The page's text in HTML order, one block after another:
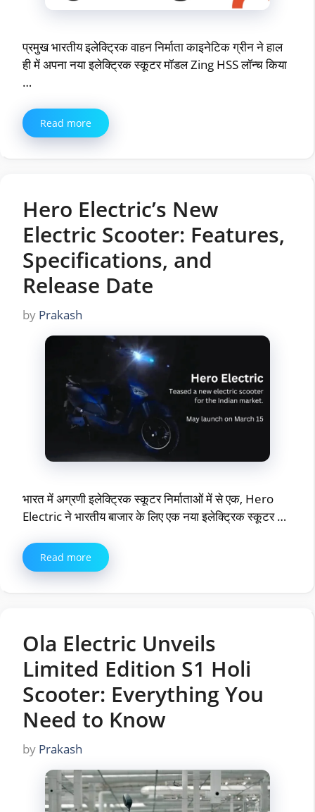
प्रमुख भारतीय इलेक्ट्रिक वाहन निर्माता काइनेटिक ग्रीन ने हाल
ही में अपना नया इलेक्ट्रिक स्कूटर मॉडल Zing HSS लॉन्च किया
…
Read more
Hero Electric’s New
Electric Scooter: Features,
Specifications, and
Release Date
by Prakash
भारत में अग्रणी इलेक्ट्रिक स्कूटर निर्माताओं में से एक, Hero
Electric ने भारतीय बाजार के लिए एक नया इलेक्ट्रिक स्कूटर …
Read more
Ola Electric Unveils
Limited Edition S1 Holi
Scooter: Everything You
Need to Know
by Prakash